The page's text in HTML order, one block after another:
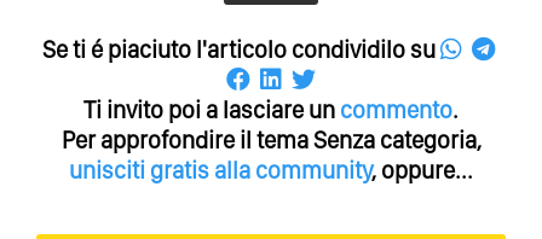
Se ti é piaciuto l'articolo condividilo su
Ti invito poi a lasciare un commento.
Per approfondire il tema Senza categoria,
unisciti gratis alla community, oppure...